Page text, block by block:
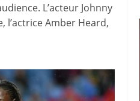
L’acteur Johnny
l’actrice Amber Heard,